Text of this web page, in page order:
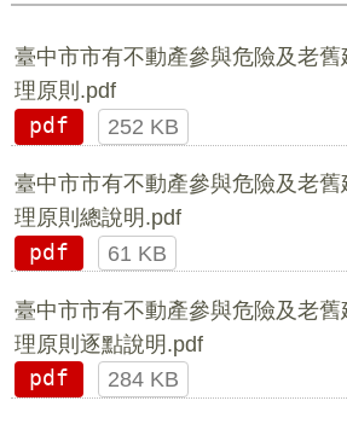
臺中市市有不動產參與危險及老
理原則.pdf
pdf
252 KB
臺中市市有不動產參與危險及老
理原則總說明.pdf
pdf
61 KB
臺中市市有不動產參與危險及老
理原則逐點說明.pdf
pdf
284 KB